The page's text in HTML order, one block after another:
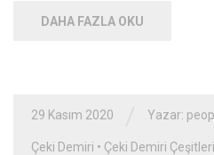
DAHA FAZLA OKU
29 Kasım 2020 Yazar:
Çeki Demiri • Çeki Demiri Çeşitleri